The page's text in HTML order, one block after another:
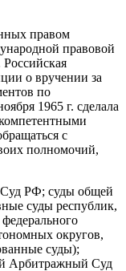
правом
правовой
о вручении за
по
1965 г. сделала
с
полномочий,
РФ; суды общей
суды республик,
округов,
суды);
Арбитражный Суд